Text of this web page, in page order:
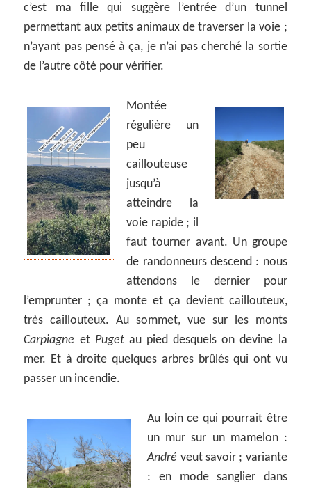
c’est ma fille qui suggère l’entrée d’un tunnel
permettant aux petits animaux de traverser la voie ;
n’ayant pas pensé à ça, je n’ai pas cherché la sortie
de l’autre côté pour vérifier.
Montée
régulière un
peu
caillouteuse
jusqu’à
atteindre la
voie rapide ; il
faut tourner avant. Un groupe
de randonneurs descend : nous
attendons le dernier pour
l’emprunter ; ça monte et ça devient caillouteux,
très caillouteux. Au sommet, vue sur les monts
Carpiagne et Pugetau pied desquels on devine la
mer. Et à droite quelques arbres brûlés qui ont vu
passer un incendie.
Au loin ce qui pourrait être
un mur sur un mamelon :
André veut savoir ; variante
: en mode sanglier dans